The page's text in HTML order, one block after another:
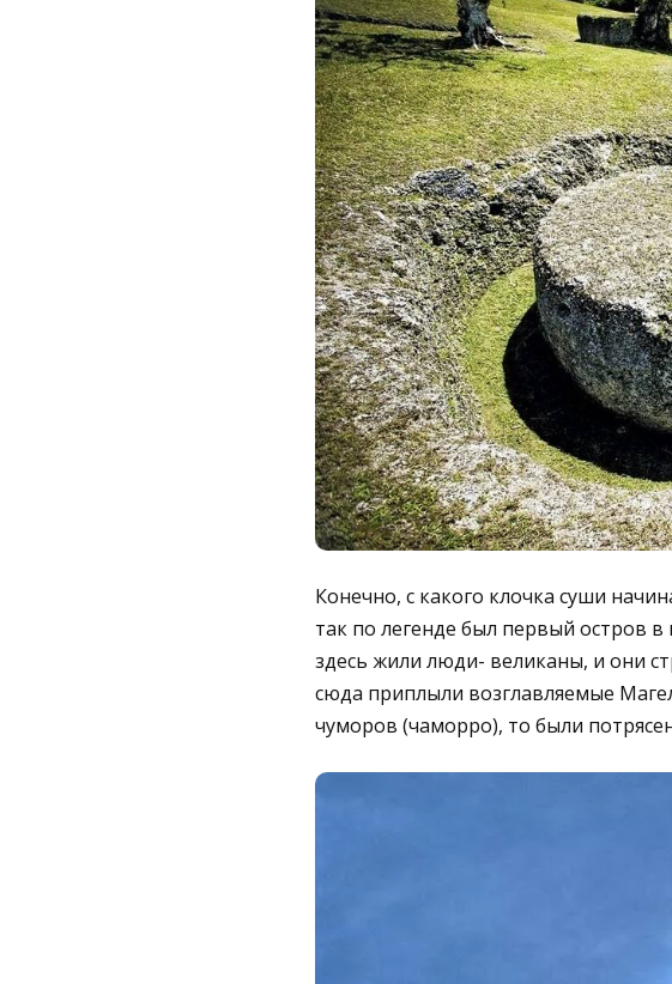
Конечно, с какого клочка суши
так по легенде был первый остров
здесь жили люди- великаны, и они
сюда приплыли возглавляемые
чуморов (чаморро), то были